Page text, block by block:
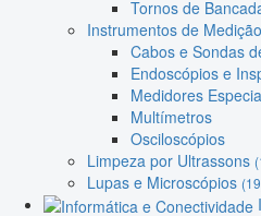
Tornos de
Instrumentos de Medição
Cabos e Sondas
Endoscópios e
Medidores
Multímetros
Osciloscópios
Limpeza por Ultrassons
Lupas e Microscópios